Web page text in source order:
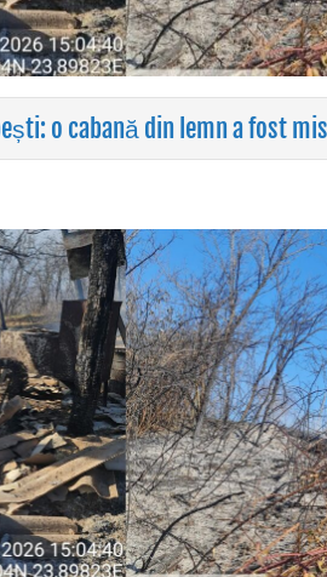
o cabană din lemn a fost